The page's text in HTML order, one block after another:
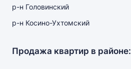
р-н Головинский
р-н Косино-Ухтомский
Продажа квартир в районе: